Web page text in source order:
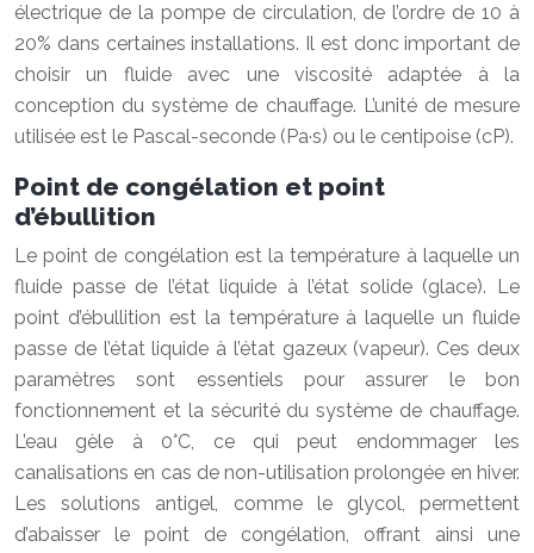
électrique de la pompe de circulation, de l’ordre de 10 à
20% dans certaines installations. Il est donc important de
choisir un fluide avec une viscosité adaptée à la
conception du système de chauffage. L’unité de mesure
utilisée est le Pascal-seconde (Pa·s) ou le centipoise (cP).
Point de congélation et point
d’ébullition
Le point de congélation est la température à laquelle un
fluide passe de l’état liquide à l’état solide (glace). Le
point d’ébullition est la température à laquelle un fluide
passe de l’état liquide à l’état gazeux (vapeur). Ces deux
paramètres sont essentiels pour assurer le bon
fonctionnement et la sécurité du système de chauffage.
L’eau gèle à 0°C, ce qui peut endommager les
canalisations en cas de non-utilisation prolongée en hiver.
Les solutions antigel, comme le glycol, permettent
d’abaisser le point de congélation, offrant ainsi une